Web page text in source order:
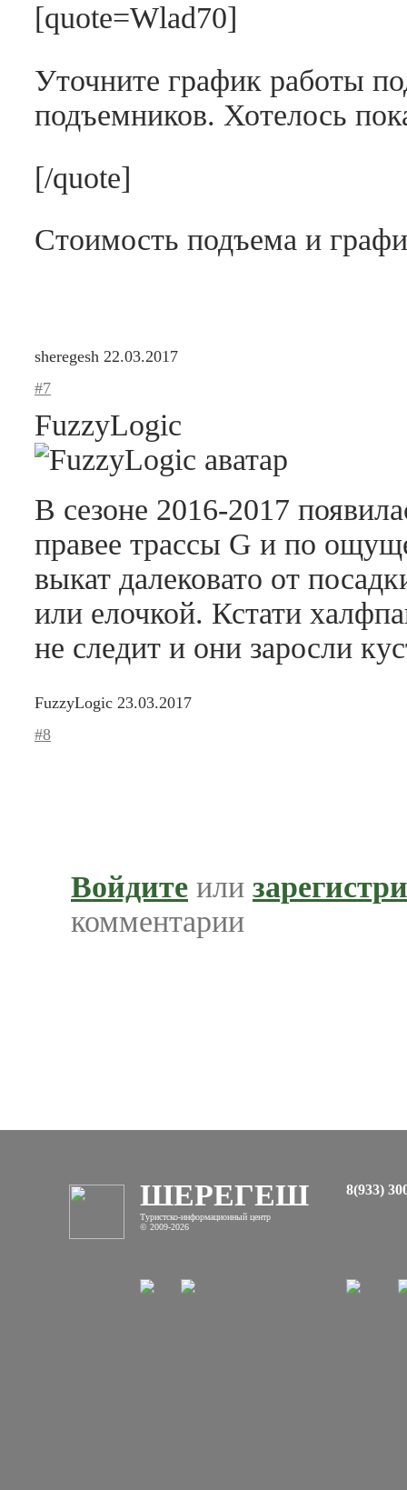
[quote=Wlad70]
Уточните график работы
подъемников. Хотелось
[/quote]
Стоимость подъема и
sheregesh 22.03.2017
#7
FuzzyLogic
В сезоне 2016-2017
правее трассы G и по
выкат далековато от
или елочкой. Кстати
не следит и они заросли
FuzzyLogic 23.03.2017
#8
Войдите или
комментарии
ШЕРЕГЕШ
Туристско-информационный центр
© 2009-2026
8(933)